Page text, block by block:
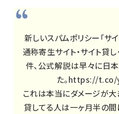
新しいスパムポリシー「サ
通称寄生サイト・サイト貸し
件、公式解説は早々に日
た。https://t.co/
これは本当にダメージが大
貸してる人は一ヶ月半の間